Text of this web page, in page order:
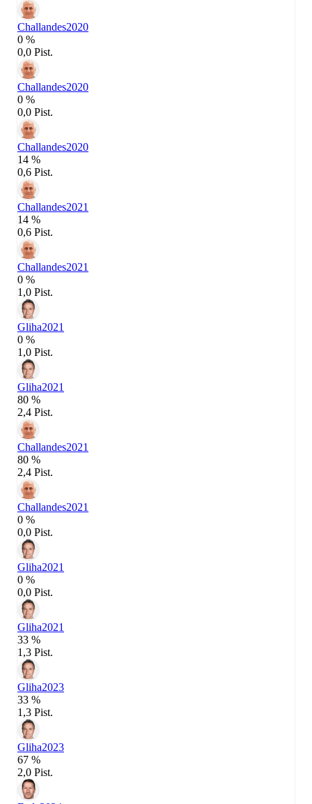
Challandes2020
0 %
0,0 Pist.
Challandes2020
0 %
0,0 Pist.
Challandes2020
14 %
0,6 Pist.
Challandes2021
14 %
0,6 Pist.
Challandes2021
0 %
1,0 Pist.
Gliha2021
0 %
1,0 Pist.
Gliha2021
80 %
2,4 Pist.
Challandes2021
80 %
2,4 Pist.
Challandes2021
0 %
0,0 Pist.
Gliha2021
0 %
0,0 Pist.
Gliha2021
33 %
1,3 Pist.
Gliha2023
33 %
1,3 Pist.
Gliha2023
67 %
2,0 Pist.